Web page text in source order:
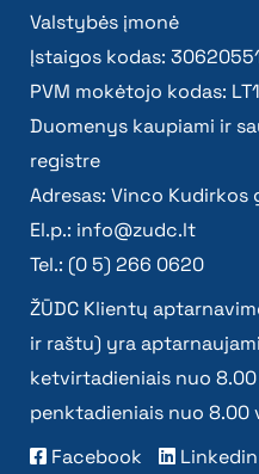
Valstybės įmonė
Įstaigos kodas:
PVM mokėtojo kodas:
Duomenys kaupiami ir
registre
Adresas: Vinco Kudirkos
El.p.: info@zudc.lt
Tel.: (0 5) 266 0620
ŽŪDC Klientų
ir raštu) yra
ketvirtadieniais nuo 8.00
penktadieniais nuo 8.00
Facebook
Linkedin